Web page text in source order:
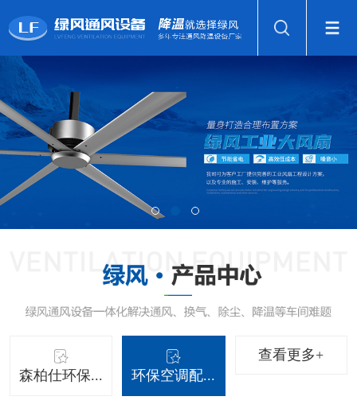
森柏仕环保... 环保空调配...
查看更多+